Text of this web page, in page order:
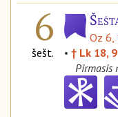
6
šešt.
Oz 6,
• † Lk 18,
Pirmasis